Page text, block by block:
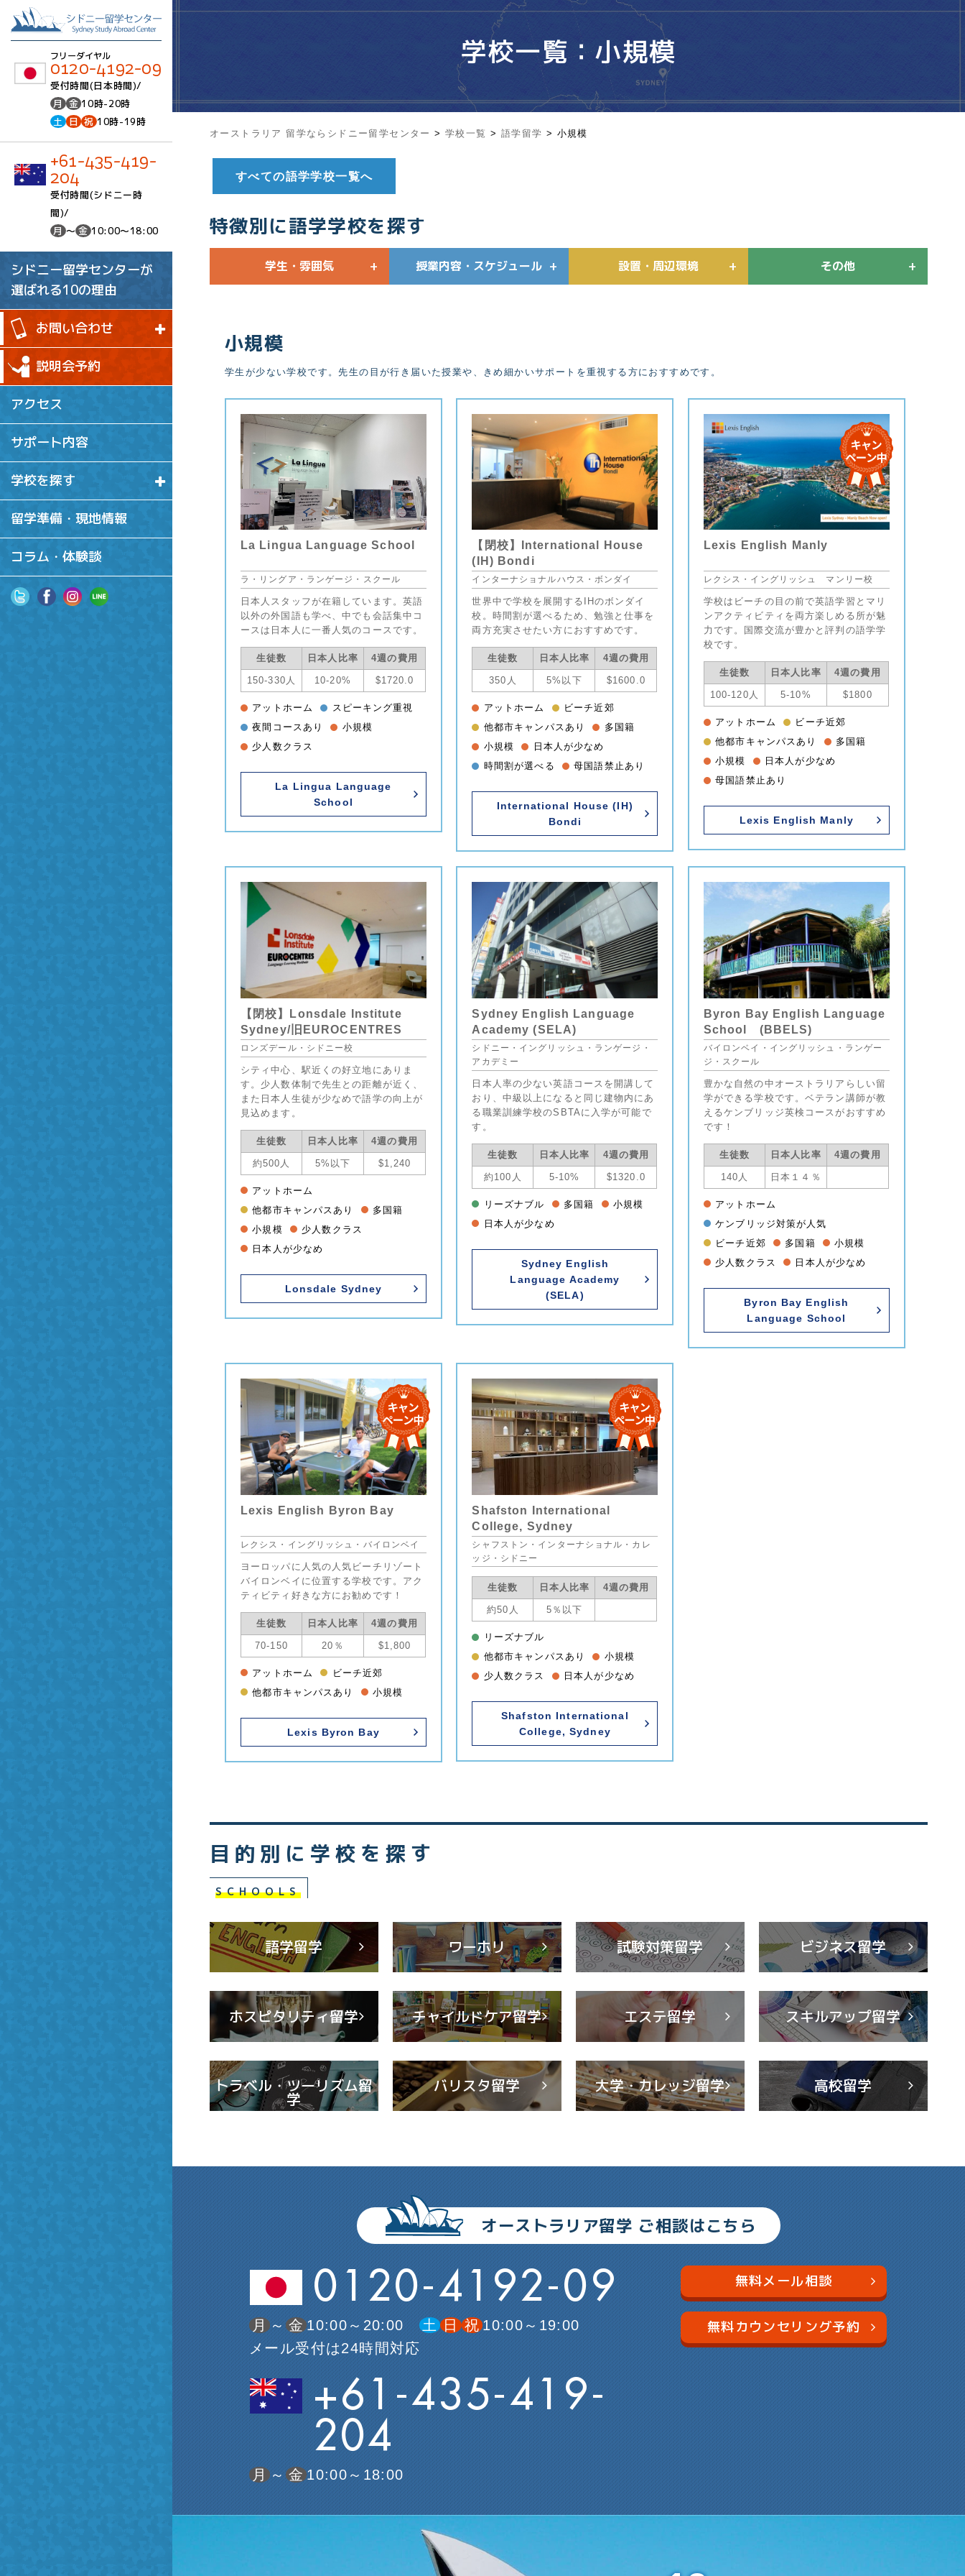
フリーダイヤル
0120-4192-09
受付時間(日本時間)/
月
金 10時-20時
土
日 祝 10時-19時
+61-435-419-
204
受付時間(シドニー時
間)/
月 ～ 金 10:00～18:00
シドニー留学センターが
選ばれる10の理由
お問い合わせ
説明会予約
アクセス
サポート内容
学校を探す
留学準備・現地情報
コラム・体験談
学校一覧：小規模
オーストラリア 留学ならシドニー留学センター >学校一覧 > 語学留学 > 小規模
すべての語学学校一覧へ
特徴別に語学学校を探す
学生・雰囲気 授業内容・スケジュール 設置・周辺環境 その他
小規模
学生が少ない学校です。先生の目が行き届いた授業や、きめ細かいサポートを重視する方におすすめです。
La Lingua Language School
ラ・リングア・ランゲージ・スクール
日本人スタッフが在籍しています。英語
以外の外国語も学べ、中でも会話集中コ
ースは日本人に一番人気のコースです。
生徒数 日本人比率 4週の費用
150-330人 10-20% $1720.0
アットホーム
スピーキング重視
夜間コースあり
小規模
少人数クラス
La Lingua Language
School
【閉校】International House
(IH) Bondi
インターナショナルハウス・ボンダイ
世界中で学校を展開するIHのボンダイ
校。時間割が選べるため、勉強と仕事を
両方充実させたい方におすすめです。
生徒数 日本人比率 4週の費用
350人 5%以下 $1600.0
アットホーム
ビーチ近郊
他都市キャンパスあり
多国籍
小規模
日本人が少なめ
時間割が選べる
母国語禁止あり
International House (IH)
Bondi
Lexis English Manly
レクシス・イングリッシュ マンリー校
学校はビーチの目の前で英語学習とマリ
ンアクティビティを両方楽しめる所が魅
力です。国際交流が豊かと評判の語学学
校です。
生徒数 日本人比率 4週の費用
100-120人 5-10% $1800
アットホーム
ビーチ近郊
他都市キャンパスあり
多国籍
小規模
日本人が少なめ
母国語禁止あり
Lexis English Manly
【閉校】Lonsdale Institute
Sydney/旧EUROCENTRES
ロンズデール・シドニー校
シティ中心、駅近くの好立地にありま
す。少人数体制で先生との距離が近く、
また日本人生徒が少なめで語学の向上が
見込めます。
生徒数 日本人比率 4週の費用
約500人 5%以下 $1,240
アットホーム
他都市キャンパスあり
多国籍
小規模
少人数クラス
日本人が少なめ
Lonsdale Sydney
Sydney English Language
Academy (SELA)
シドニー・イングリッシュ・ランゲージ・
アカデミー
日本人率の少ない英語コースを開講して
おり、中級以上になると同じ建物内にあ
る職業訓練学校のSBTAに入学が可能で
す。
生徒数 日本人比率 4週の費用
約100人 5-10% $1320.0
リーズナブル 多国籍
小規模
日本人が少なめ
Sydney English
Language Academy
(SELA)
Byron Bay English Language
School (BBELS)
バイロンベイ・イングリッシュ・ランゲー
ジ・スクール
豊かな自然の中オーストラリアらしい留
学ができる学校です。ベテラン講師が教
えるケンブリッジ英検コースがおすすめ
です！
生徒数 日本人比率 4週の費用
140人 日本１４％
アットホーム
ケンブリッジ対策が人気
ビーチ近郊
多国籍
小規模
少人数クラス
日本人が少なめ
Byron Bay English
Language School
Lexis English Byron Bay
レクシス・イングリッシュ・バイロンベイ
ヨーロッパに人気の人気ビーチリゾート
バイロンベイに位置する学校です。アク
ティビティ好きな方にお勧めです！
生徒数 日本人比率 4週の費用
70-150 20％ $1,800
アットホーム
ビーチ近郊
他都市キャンパスあり
小規模
Lexis Byron Bay
Shafston International
College, Sydney
シャフストン・インターナショナル・カレ
ッジ・シドニー
生徒数 日本人比率 4週の費用
約50人 5％以下
リーズナブル
他都市キャンパスあり
小規模
少人数クラス
日本人が少なめ
Shafston International
College, Sydney
目的別に学校を探す
SCHOOLS
語学留学 ワーホリ 試験対策留学 ビジネス留学
ホスピタリティ留学 チャイルドケア留学 エステ留学 スキルアップ留学
トラベル・ツーリズム留
学
バリスタ留学 大学・カレッジ留学 高校留学
オーストラリア留学 ご相談はこちら
0120-4192-09
月 ～ 金 10:00～20:00 土 日 祝 10:00～19:00
メール受付は24時間対応
+61-435-419-
204
月 ～ 金 10:00～18:00
無料メール相談
無料カウンセリング予約